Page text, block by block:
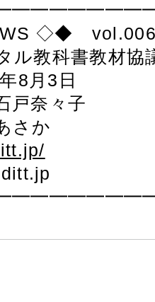
◇◆
ル教科書教材協
8月3日
戸奈々子
さか